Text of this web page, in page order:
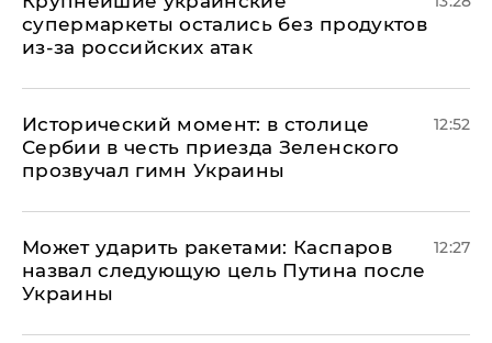
супермаркеты остались без продуктов
из-за российских атак
Исторический момент: в столице
Сербии в честь приезда Зеленского
прозвучал гимн Украины
12:52
Может ударить ракетами: Каспаров
назвал следующую цель Путина после
Украины
12:27